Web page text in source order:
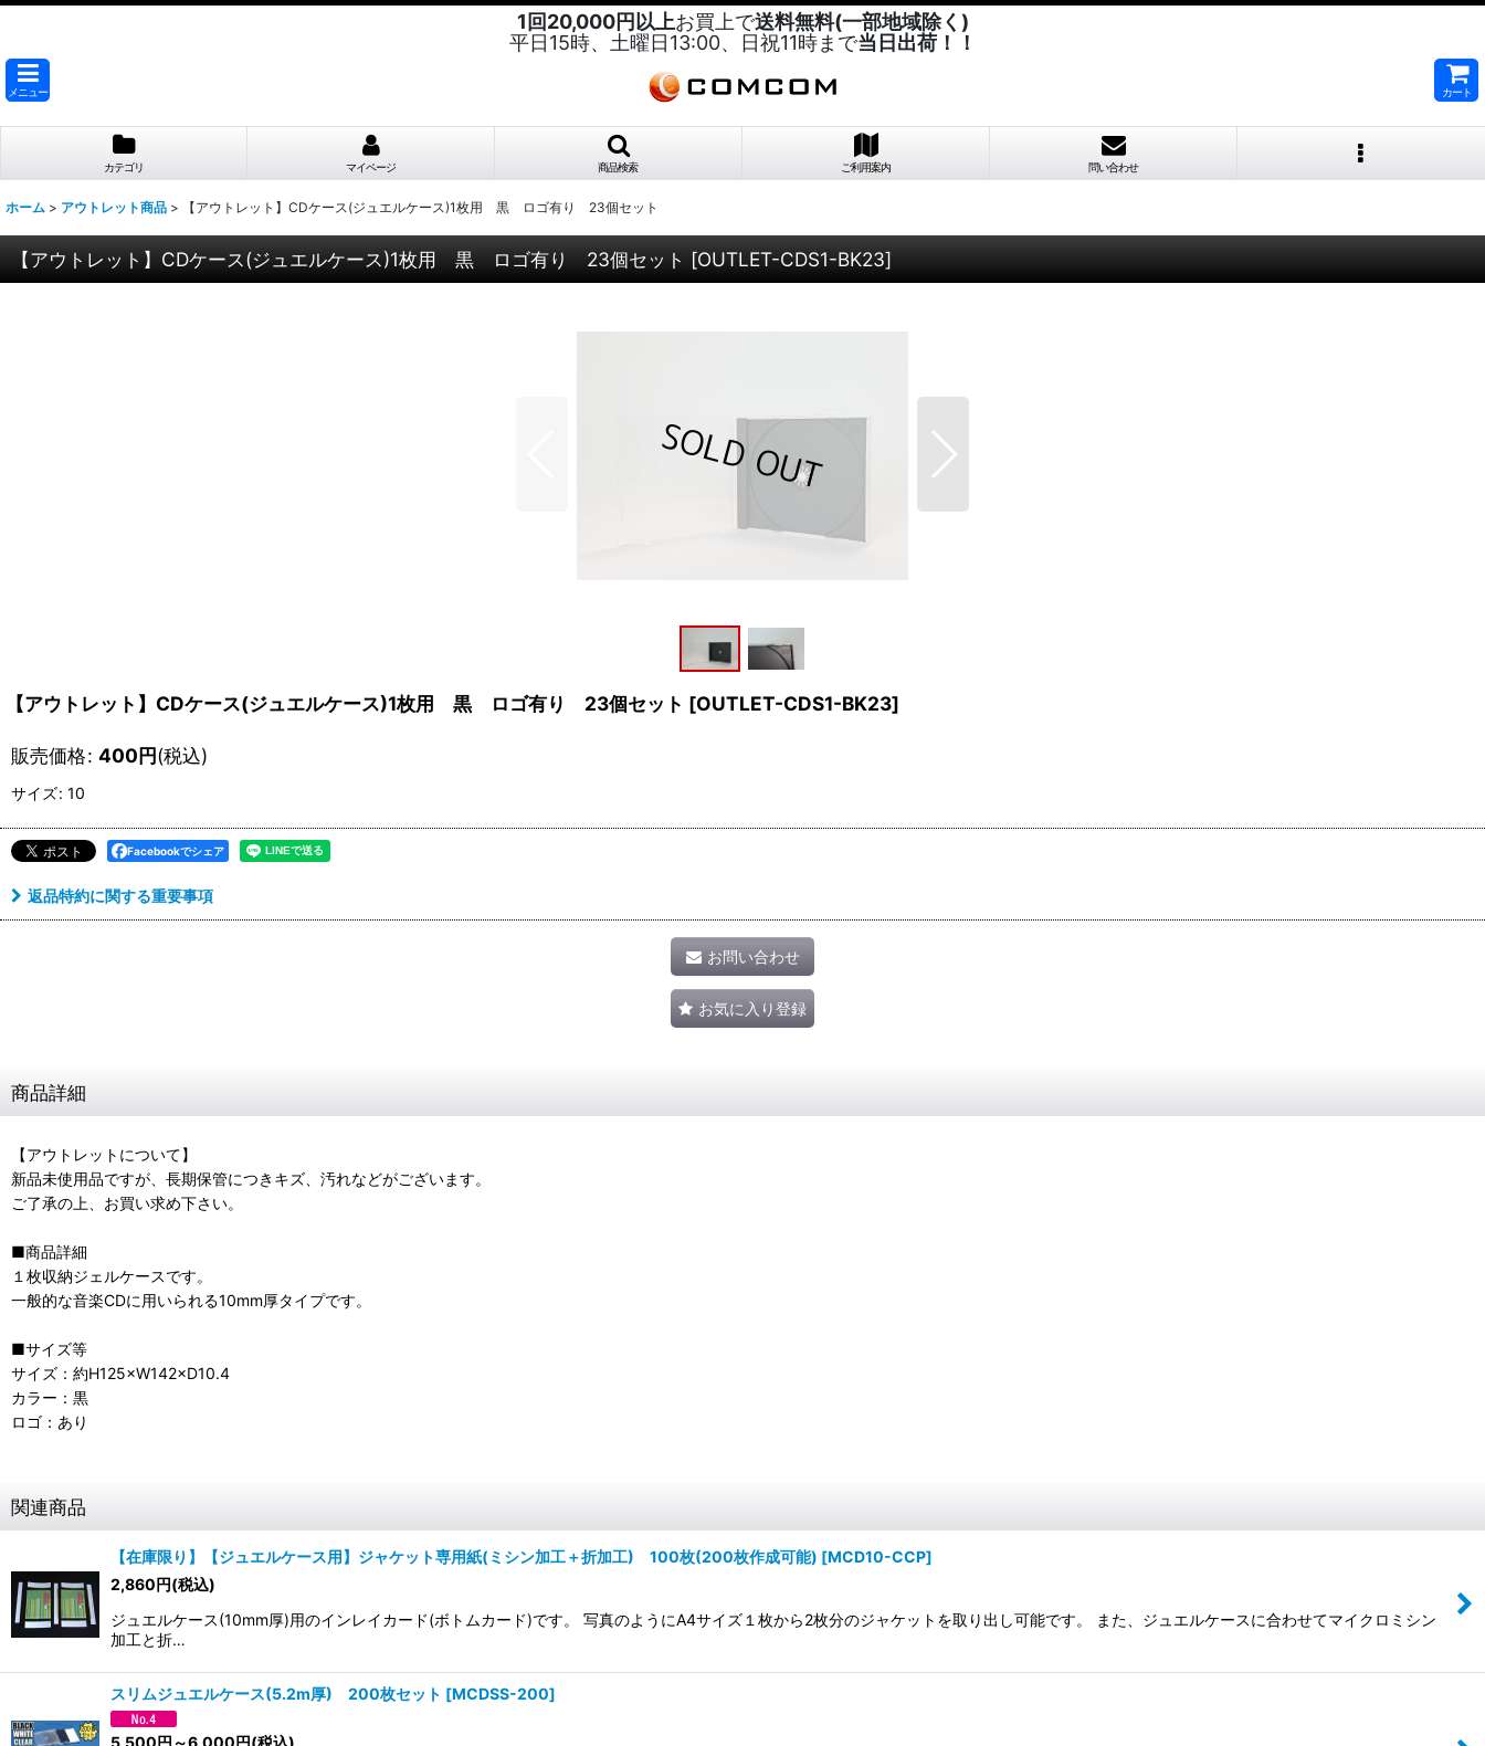
1回20,000円以上お買上で送料無料(一部地域除く)
平日15時、土曜日13:00、日祝11時まで当日出荷！！
メニュー カート
カテゴリ マイページ 商品検索 ご利用案内 問い合わせ
ホーム > アウトレット商品 > 【アウトレット】CDケース(ジュエルケース)1枚用 黒 ロゴ有り 23個セット
【アウトレット】CDケース(ジュエルケース)1枚用 黒 ロゴ有り 23個セット [OUTLET-CDS1-BK23]
【アウトレット】CDケース(ジュエルケース)1枚用 黒 ロゴ有り 23個セット [OUTLET-CDS1-BK23]
販売価格: 400円(税込)
サイズ: 10
Facebookでシェア
返品特約に関する重要事項
お問い合わせ
お気に入り登録
商品詳細
【アウトレットについて】
新品未使用品ですが、長期保管につきキズ、汚れなどがございます。
ご了承の上、お買い求め下さい。
■商品詳細
１枚収納ジェルケースです。
一般的な音楽CDに用いられる10mm厚タイプです。
■サイズ等
サイズ：約H125×W142×D10.4
カラー：黒
ロゴ：あり
関連商品
【在庫限り】【ジュエルケース用】ジャケット専用紙(ミシン加工＋折加工) 100枚(200枚作成可能) [MCD10-CCP]
2,860円(税込)
ジュエルケース(10mm厚)用のインレイカード(ボトムカード)です。 写真のようにA4サイズ１枚から2枚分のジャケットを取り出し可能です。 また、ジュエルケースに合わせてマイクロミシン
加工と折…
スリムジュエルケース(5.2m厚) 200枚セット [MCDSS-200]
5,500円 ～6,000円(税込)